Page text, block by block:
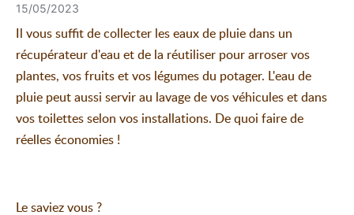
15/05/2023
Il vous suffit de collecter les eaux de pluie dans un
récupérateur d'eau et de la réutiliser pour arroser vos
plantes, vos fruits et vos légumes du potager. L'eau de
pluie peut aussi servir au lavage de vos véhicules et dans
vos toilettes selon vos installations. De quoi faire de
réelles économies !
Le saviez vous ?